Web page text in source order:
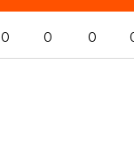
0 0 0